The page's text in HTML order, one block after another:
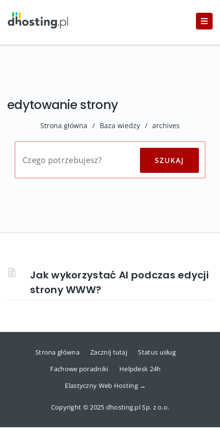
edytowanie strony
Strona główna / Baza wiedzy / archives
Jak wykorzystać AI podczas edycji
strony WWW?
Strona główna Zacznij tutaj
Status usług
Fachowe poradniki
Helpdesk 24h
Elastyczny Web Hosting →
Copyright © 2025 dhosting.pl Sp. z o.o.